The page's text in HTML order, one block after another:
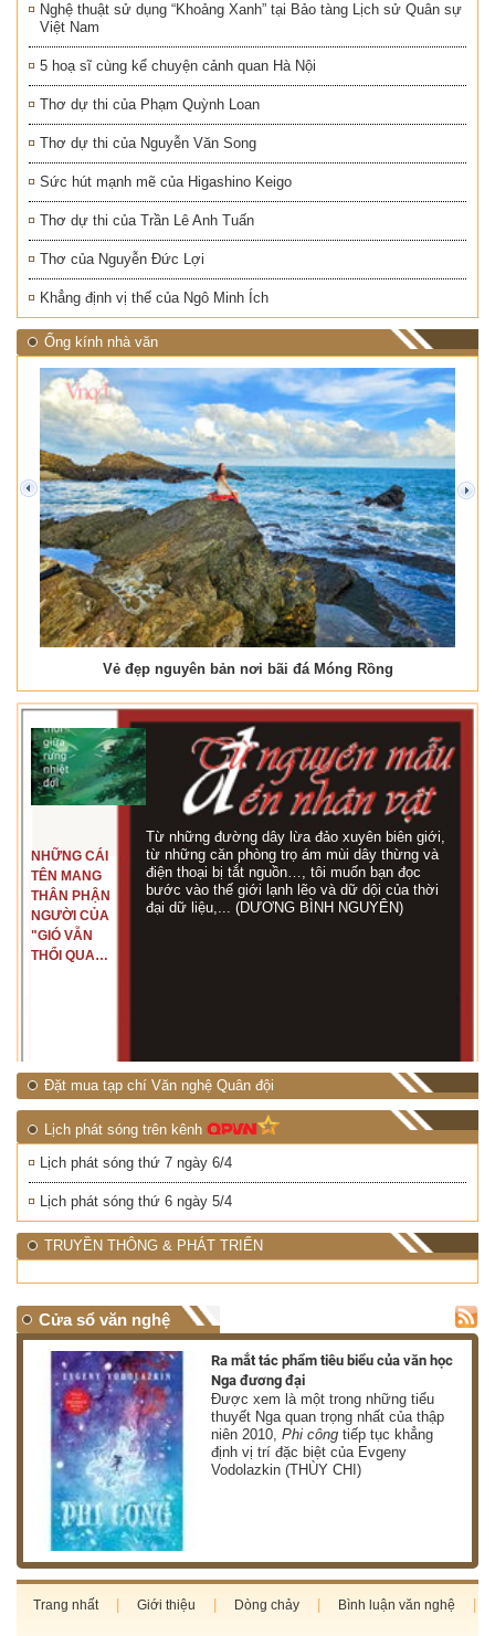
Nghệ thuật sử dụng “Khoảng Xanh” tại Bảo tàng Lịch sử Quân sự
Việt Nam
5 hoạ sĩ cùng kể chuyện cảnh quan Hà Nội
Thơ dự thi của Phạm Quỳnh Loan
Thơ dự thi của Nguyễn Văn Song
Sức hút mạnh mẽ của Higashino Keigo
Thơ dự thi của Trần Lê Anh Tuấn
Thơ của Nguyễn Đức Lợi
Khẳng định vị thế của Ngô Minh Ích
Ống kính nhà văn
Vẻ đẹp nguyên bản nơi bãi đá Móng Rồng
prev next
NHỮNG CÁI
TÊN MANG
THÂN PHẬN
NGƯỜI CỦA
"GIÓ VẪN
THỔI QUA
Từ những đường dây lừa đảo xuyên biên giới,
từ những căn phòng trọ ám mùi dây thừng và
điện thoại bị tắt nguồn…, tôi muốn bạn đọc
bước vào thế giới lạnh lẽo và dữ dội của thời
đại dữ liệu,... (DƯƠNG BÌNH NGUYÊN)
Đặt mua tạp chí Văn nghệ Quân đội
Lịch phát sóng trên kênh
Lịch phát sóng thứ 7 ngày 6/4
Lịch phát sóng thứ 6 ngày 5/4
TRUYỀN THÔNG & PHÁT TRIỂN
Cửa sổ văn nghệ
Ra mắt tác phẩm tiêu biểu của văn học
Nga đương đại
Được xem là một trong những tiểu
thuyết Nga quan trọng nhất của thập
niên 2010,Phi công tiếp tục khẳng
định vị trí đặc biệt của Evgeny
Vodolazkin (THÙY CHI)
Trang nhất Giới thiệu Dòng chảy Bình luận văn nghệ